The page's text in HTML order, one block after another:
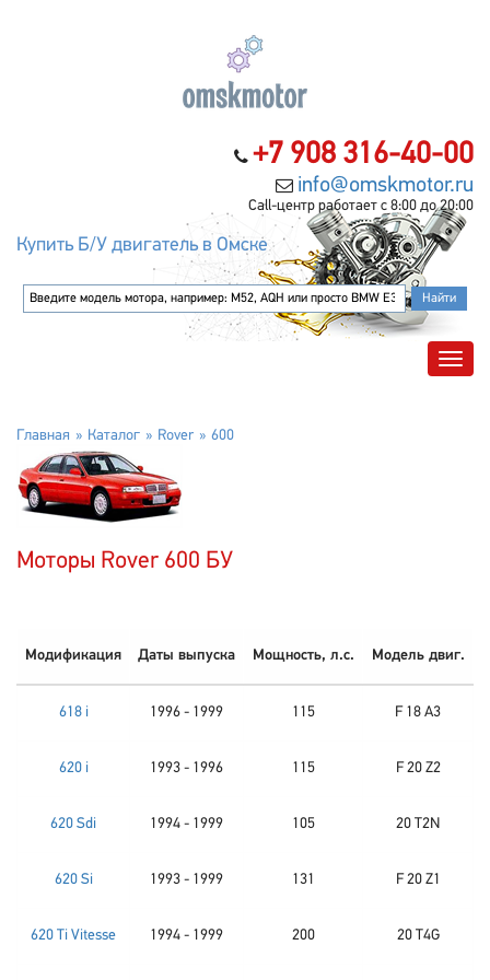
+7 908 316-40-00
info@omskmotor.ru
Call-центр работает с 8:00 до 20:00
Купить Б/У двигатель в Омске
Главная Каталог Rover 600
Моторы Rover 600 БУ
Модификация Даты выпуска Мощность, л.с. Модель двиг.
618 i 1996 - 1999 115 F 18 A3
620 i 1993 - 1996 115 F 20 Z2
620 Sdi 1994 - 1999 105 20 T2N
620 Si 1993 - 1999 131 F 20 Z1
620 Ti Vitesse 1994 - 1999 200 20 T4G